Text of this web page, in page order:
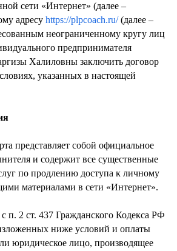
сети «Интернет» (далее –
адресу https://plpcoach.ru/(далее –
неограниченному кругу лиц
предпринимателя
Халиловны заключить договор
указанных в настоящей
представляет собой официальное
и содержит все существенные
по продлению доступа к личному
материалами в сети «Интернет».
п. 2 ст. 437 Гражданского Кодекса РФ
ниже условий и оплаты
юридическое лицо, производящее